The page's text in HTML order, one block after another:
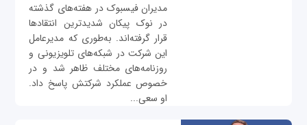
مدیران فیسبوک در هفته‌های گذشته
در نوک پیکان شدیدترین انتقادها
قرار گرفته‌اند. به‌طوری که مدیرعامل
این شرکت در شبکه‌های تلویزیونی و
روزنامه‌های مختلف ظاهر شد و در
خصوص عملکرد شرکتش پاسخ داد.
او سعی...